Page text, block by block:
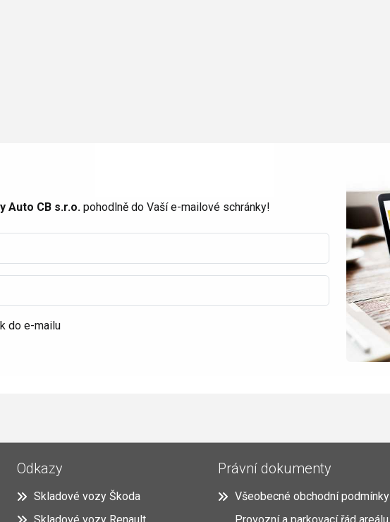
Auto CB s.r.o. pohodlně do Vaší e-mailové schránky!
do e-mailu
Odkazy
Skladové vozy Škoda
Právní dokumenty
Všeobecné obchodní podmínky